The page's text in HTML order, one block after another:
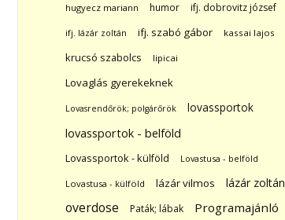
hugyecz mariann humor ifj. dobrovitz józsef
ifj. lázár zoltán ifj. szabó gábor kassai lajos
krucsó szabolcs lipicai
Lovaglás gyerekeknek
Lovasrendőrök; polgárőrök
lovassportok
lovassportok - belföld
Lovassportok - külföld Lovastusa - belföld
Lovastusa - külföld lázár vilmos lázár zoltán
overdose Paták; lábak Programajánló